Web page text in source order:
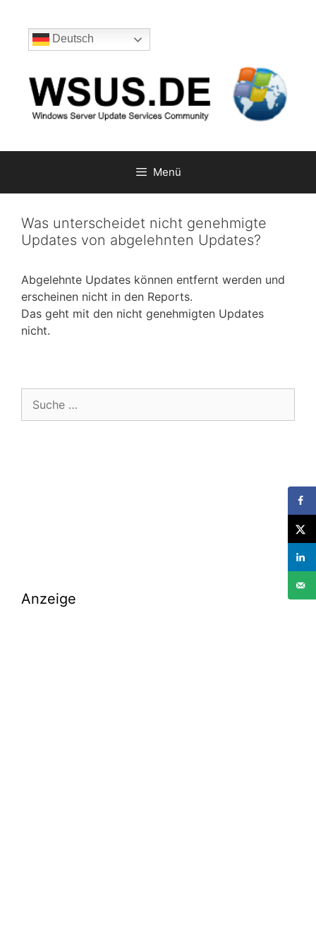
springen
Deutsch
Menü
Was unterscheidet nicht genehmigte
Updates von abgelehnten Updates?
Abgelehnte Updates können entfernt werden und
erscheinen nicht in den Reports.
Das geht mit den nicht genehmigten Updates
nicht.
Anzeige